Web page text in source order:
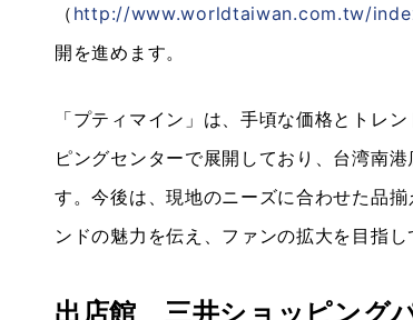
（ http://www.worldtaiwan.com.tw/
開を進めます。
「プティマイン」は、手頃な価格とトレ
ピングセンターで展開しており、台湾南
す。今後は、現地のニーズに合わせた品
ンドの魅力を伝え、ファンの拡大を目指し
出店館 三井ショッピング